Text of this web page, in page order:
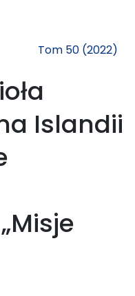
Tom 50 (2022)
Islandii